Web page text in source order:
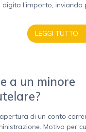
l'importo, inviando
LEGGI TUTTO
a un minore
di un conto
Motivo per